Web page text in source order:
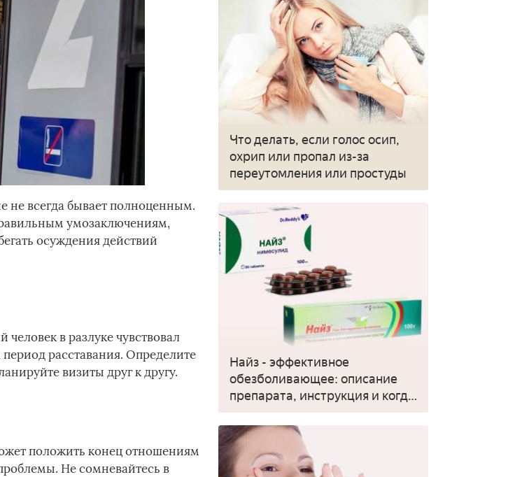
не всегда бывает полноценным.
умозаключениям,
осуждения действий
в разлуке чувствовал
расставания. Определите
визиты друг к другу.
положить конец отношениям
Не сомневайтесь в
Что делать, если голос осип,
охрип или пропал из-за
переутомления или простуды
Найз - эффективное
обезболивающее: описание
препарата, инструкция и когда
применять